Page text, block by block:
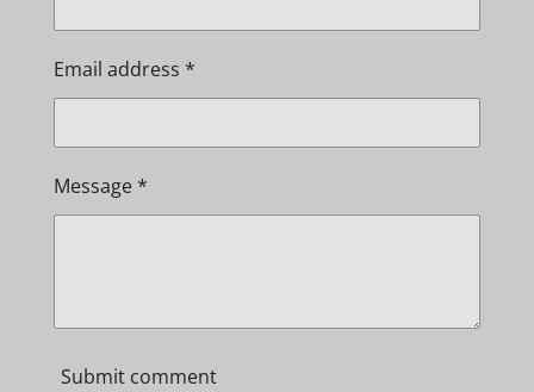
Email address *
Message *
Submit comment